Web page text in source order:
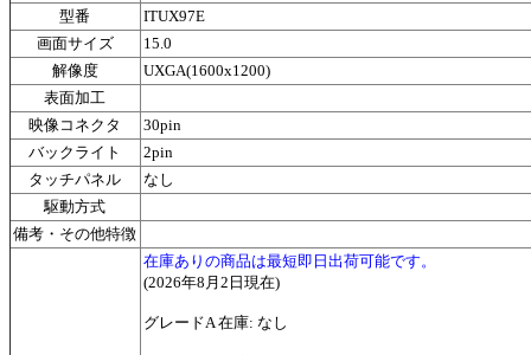
型番
ITUX97E
画面サイズ
15.0
解像度
UXGA(1600x1200)
表面加工
映像コネクタ
30pin
バックライト
2pin
タッチパネル
なし
駆動方式
備考・その他特徴
在庫ありの商品は最短即日出荷可能です。
(2026年8月2日現在)
グレードA 在庫: なし